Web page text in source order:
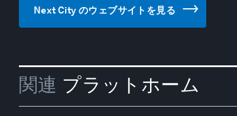
Next City のウェブサイトを見る
関連 プラットホーム